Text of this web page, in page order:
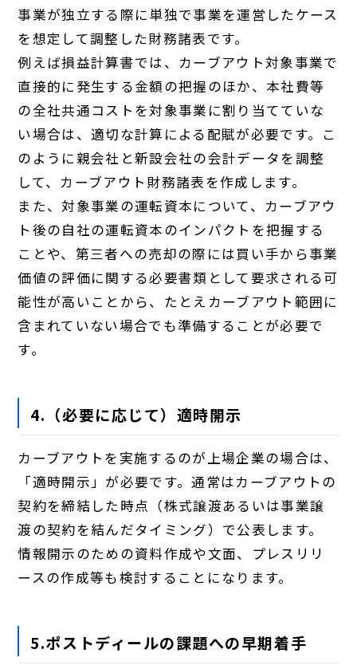
事業が独立する際に単独で事業を運営したケース
を想定して調整した財務諸表です。
例えば損益計算書では、カーブアウト対象事業で
直接的に発生する金額の把握のほか、本社費等
の全社共通コストを対象事業に割り当てていな
い場合は、適切な計算による配賦が必要です。こ
のように親会社と新設会社の会計データを調整
して、カーブアウト財務諸表を作成します。
また、対象事業の運転資本について、カーブアウ
ト後の自社の運転資本のインパクトを把握する
ことや、第三者への売却の際には買い手から事業
価値の評価に関する必要書類として要求される可
能性が高いことから、たとえカーブアウト範囲に
含まれていない場合でも準備することが必要で
す。
4.（必要に応じて）適時開示
カーブアウトを実施するのが上場企業の場合は、
「適時開示」が必要です。通常はカーブアウトの
契約を締結した時点（株式譲渡あるいは事業譲
渡の契約を結んだタイミング）で公表します。
情報開示のための資料作成や文面、プレスリリ
ースの作成等も検討することになります。
5.ポストディールの課題への早期着手